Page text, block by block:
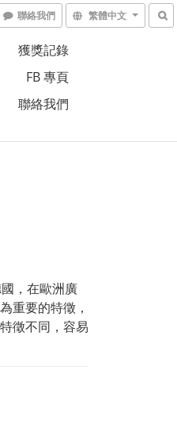
聯絡我們 繁體中文
獲獎記錄
FB 專頁
聯絡我們
，在歐洲廣
重要的特徵，
徵不同，容易